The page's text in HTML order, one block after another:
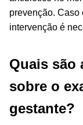
prevenção. Caso
intervenção é
Quais são
sobre o
gestante?